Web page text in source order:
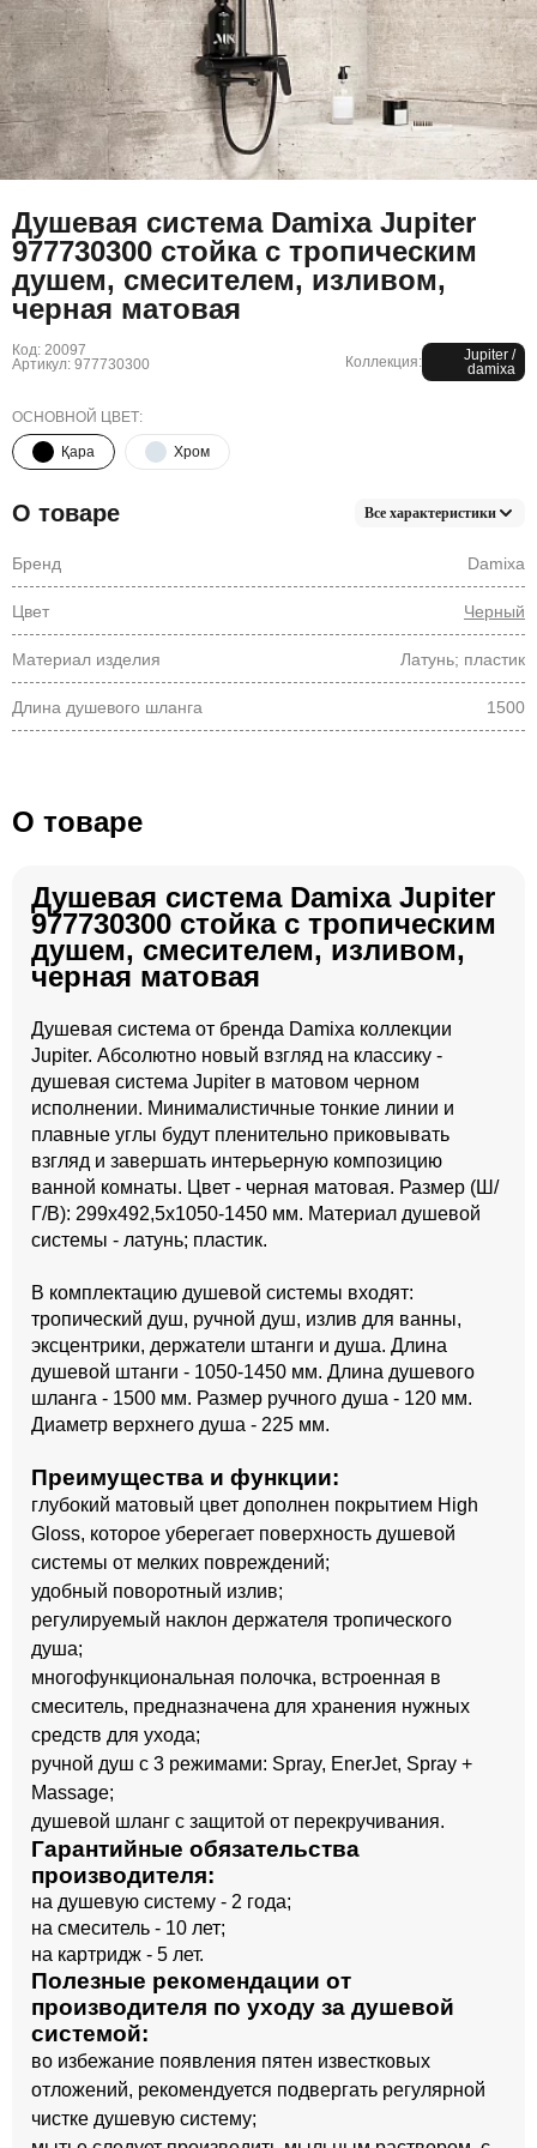
Душевая система Damixa Jupiter
977730300 стойка с тропическим
душем, смесителем, изливом,
черная матовая
Код: 20097
Артикул: 977730300
Коллекция:
Jupiter /
damixa
ОСНОВНОЙ ЦВЕТ:
Қара Хром
О товаре Все характеристики
Бренд Damixa
Цвет Черный
Материал изделия Латунь; пластик
Длина душевого шланга 1500
О товаре
Душевая система Damixa Jupiter
977730300 стойка с тропическим
душем, смесителем, изливом,
черная матовая
Душевая система от бренда Damixa коллекции
Jupiter. Абсолютно новый взгляд на классику -
душевая система Jupiter в матовом черном
исполнении. Минималистичные тонкие линии и
плавные углы будут пленительно приковывать
взгляд и завершать интерьерную композицию
ванной комнаты. Цвет - черная матовая. Размер (Ш/
Г/В): 299x492,5x1050-1450 мм. Материал душевой
системы - латунь; пластик.
В комплектацию душевой системы входят:
тропический душ, ручной душ, излив для ванны,
эксцентрики, держатели штанги и душа. Длина
душевой штанги - 1050-1450 мм. Длина душевого
шланга - 1500 мм. Размер ручного душа - 120 мм.
Диаметр верхнего душа - 225 мм.
Преимущества и функции:
глубокий матовый цвет дополнен покрытием High
Gloss, которое уберегает поверхность душевой
системы от мелких повреждений;
удобный поворотный излив;
регулируемый наклон держателя тропического
душа;
многофункциональная полочка, встроенная в
смеситель, предназначена для хранения нужных
средств для ухода;
ручной душ с 3 режимами: Spray, EnerJet, Spray +
Massage;
душевой шланг с защитой от перекручивания.
Гарантийные обязательства
производителя:
на душевую систему - 2 года;
на смеситель - 10 лет;
на картридж - 5 лет.
Полезные рекомендации от
производителя по уходу за душевой
системой:
во избежание появления пятен известковых
отложений, рекомендуется подвергать регулярной
чистке душевую систему;